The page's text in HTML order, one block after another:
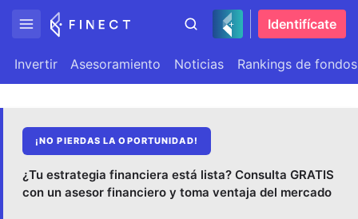
Identifícate
Invertir Asesoramiento Noticias Rankings de fondos
¡NO PIERDAS LA OPORTUNIDAD!
¿Tu estrategia financiera está lista? Consulta GRATIS
con un asesor financiero y toma ventaja del mercado